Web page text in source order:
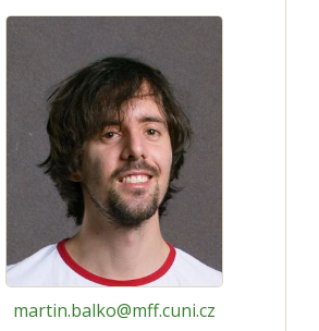
martin.balko@mff.cuni.cz